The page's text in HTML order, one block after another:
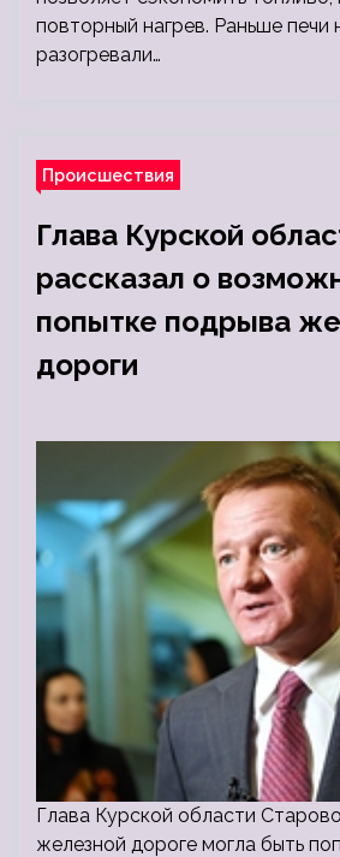
повторный нагрев. Раньше печи
разогревали…
Происшествия
Глава Курской
рассказал о
попытке подрыва
дороги
Глава Курской области
железной дороге могла быть